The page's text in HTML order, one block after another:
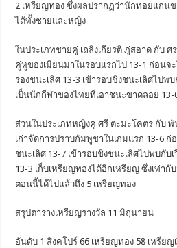
2 เหรียญทอง ซึ่งผลปรากฏว่านักทอยแก่น
ได้ทั้งชายและหญิง
ในประเภทชายคู่ เถลิงเกียรติ ภู่สอาด กับ
คู่หูของเมียนมาในรอบแรกไป 13-1 ก่อนจ
รองชนะเลิศ 13-3 เข้ารอบชิงชนะเลิศไปพ
เป็นนักกีฬาของไทยที่เอาชนะขาดลอย
ส่วนในประเภทหญิงคู่ ศรี ตะมะโคตร กับ
เก่าจัดการปราบกัมพูชาในเกมแรก 13-6
ชนะเลิศ 13-7 เข้ารอบชิงชนะเลิศไปพบกั
13-3 เก็บเหรียญทองได้อีกเหรียญ ซึ่งเท่ากั
ตอนนี้ได้ไปแล้วถึง 5 เหรียญทอง
สรุปตารางเหรียญรางวัล 11 มิถุนายน
อันดับ 1 สิงคโปร์ 66 เหรียญทอง 58 เหรียญ